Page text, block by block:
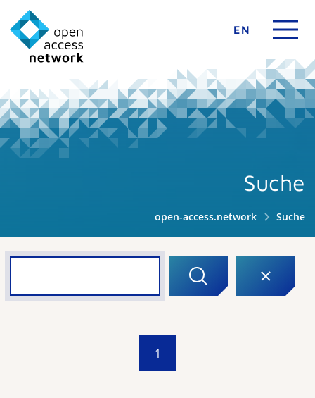
EN
Suche
open-access.network Suche
1